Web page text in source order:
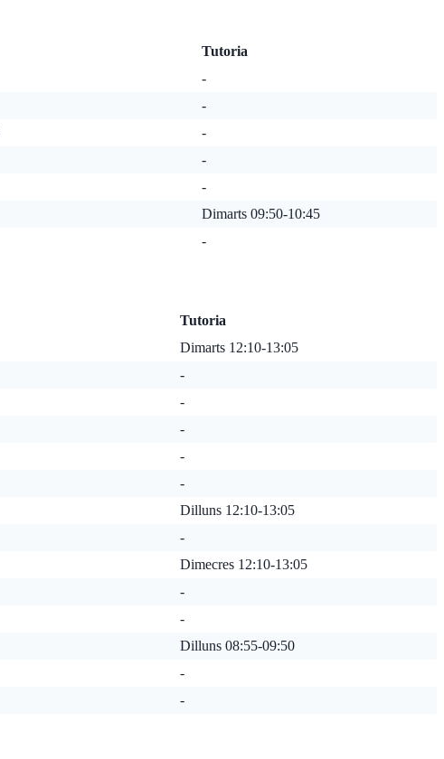
Tutoria
-
-
-
-
-
Dimarts 09:50-10:45
-
Tutoria
Dimarts 12:10-13:05
-
-
-
-
-
Dilluns 12:10-13:05
-
Dimecres 12:10-13:05
-
-
Dilluns 08:55-09:50
-
-